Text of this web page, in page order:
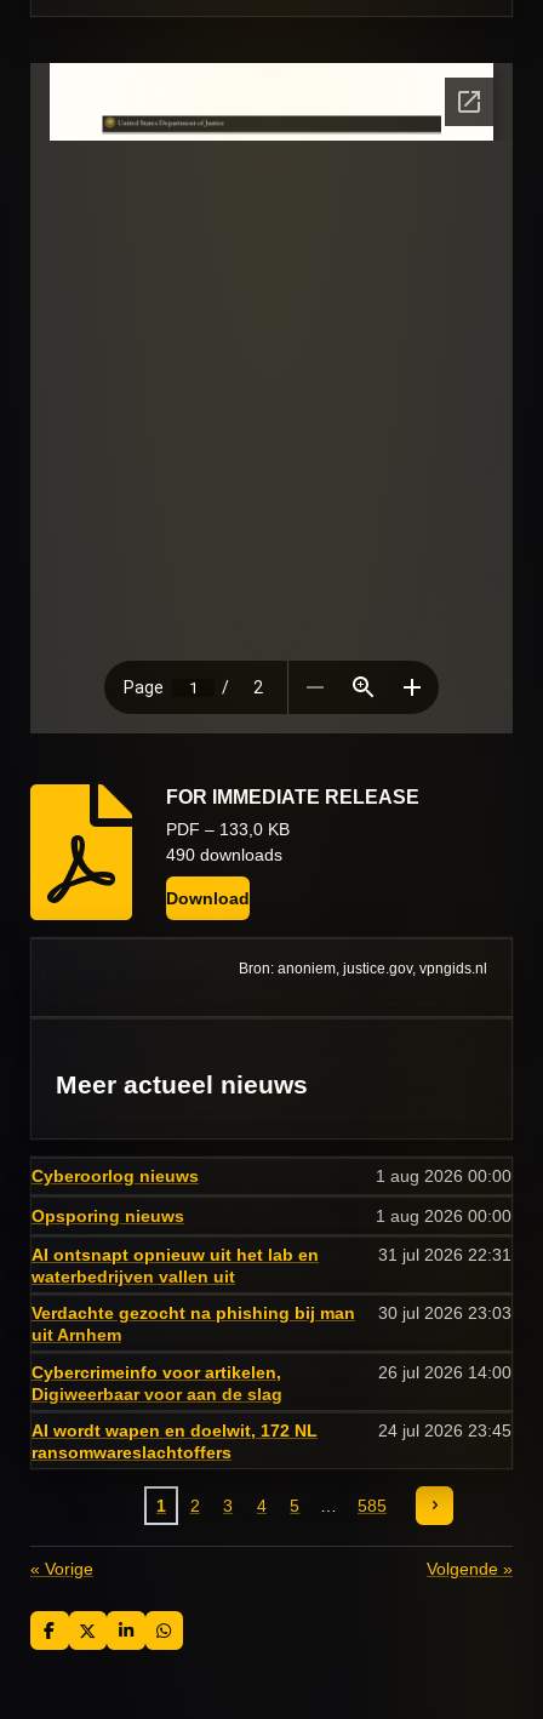
FOR IMMEDIATE RELEASE
PDF – 133,0 KB
490 downloads
Download
Bron: anoniem, justice.gov, vpngids.nl
Meer actueel nieuws
Cyberoorlog nieuws 1 aug 2026 00:00
Opsporing nieuws 1 aug 2026 00:00
AI ontsnapt opnieuw uit het lab en
waterbedrijven vallen uit
31 jul 2026 22:31
Verdachte gezocht na phishing bij man
uit Arnhem
30 jul 2026 23:03
Cybercrimeinfo voor artikelen,
Digiweerbaar voor aan de slag
26 jul 2026 14:00
AI wordt wapen en doelwit, 172 NL
ransomwareslachtoffers
24 jul 2026 23:45
1 2 3 4 5 585
« Vorige Volgende »
D
e
D
e
S
h
D
e